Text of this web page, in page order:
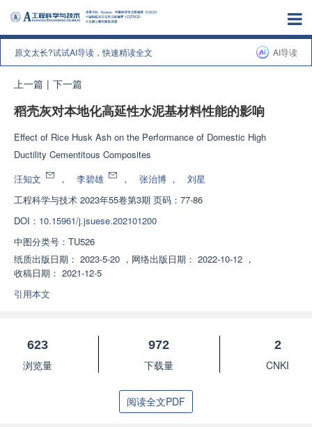
原文太长?试试AI导读，快速精读全文 AI导读
上一篇 | 下一篇
稻壳灰对本地化高延性水泥基材料性能的影响
Effect of Rice Husk Ash on the Performance of Domestic High
Ductility Cementitous Composites
汪知文
， 李碧雄 ， 张治博 ，
刘星
工程科学与技术 2023年55卷第3期 页码：77-86
DOI： 10.15961/j.jsuese.202101200
中图分类号： TU526
纸质出版日期： 2023-5-20 ， 网络出版日期： 2022-10-12 ，
收稿日期： 2021-12-5
引用本文
623
浏览量
972
下载量
2
CNKI
阅读全文PDF